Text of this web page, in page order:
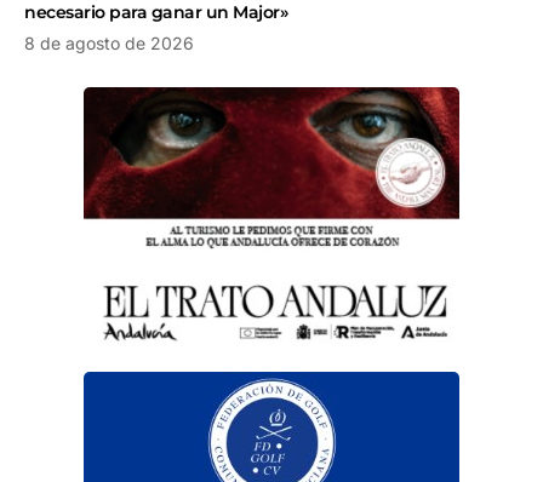
necesario para ganar un Major»
8 de agosto de 2026